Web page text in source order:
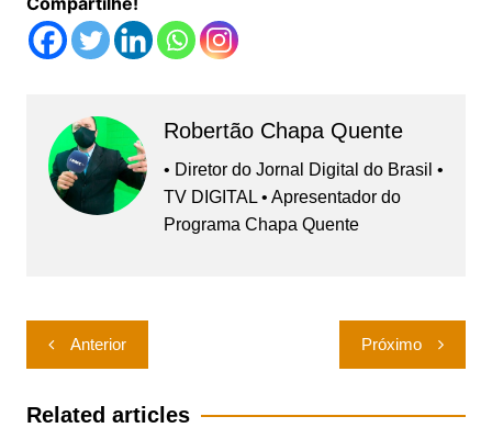
Robertão Chapa Quente
• Diretor do Jornal Digital do Brasil •
TV DIGITAL • Apresentador do
Programa Chapa Quente
Navegação
de
Post
Anterior Próximo
Related articles